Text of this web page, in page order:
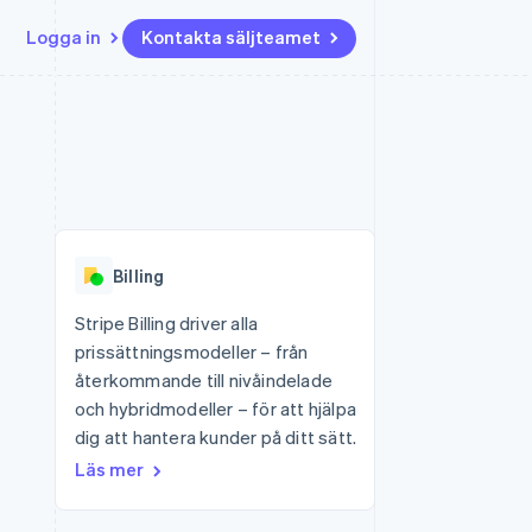
Logga in Kontakta säljteamet
plattformar
kort
Radar
Bolagsbildning för startups
Climate
Koldioxidinfångning
Identity
Identitetsverifiering online
API-status
Billing
Stripe Billing driver alla
prissättningsmodeller – från
återkommande till nivåindelade
och hybridmodeller – för att hjälpa
dig att hantera kunder på ditt sätt.
Läs mer